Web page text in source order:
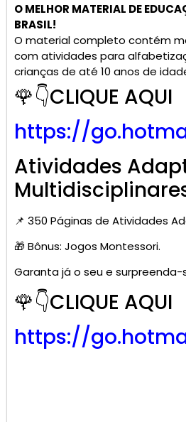
O MELHOR MATERIAL DE
BRASIL!
O material completo contém
com atividades para
crianças de até 10 anos de
🌹👇CLIQUE AQUI
https://
Atividades
📌 350 Páginas de Atividades
🎁 Bônus: Jogos Montessori.
Garanta já o seu e surpreenda-
🌹👇CLIQUE AQUI
https://